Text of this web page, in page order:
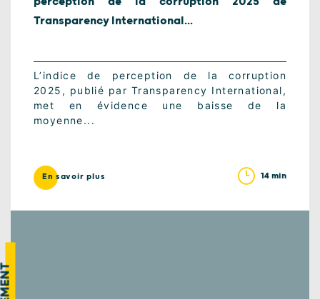
Transparency International...
L’indice de perception de la corruption
2025, publié par Transparency International,
met en évidence une baisse de la
moyenne...
En savoir plus 14 min